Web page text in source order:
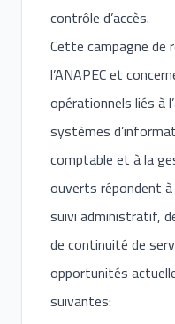
contrôle d’accès.
Cette campagne
l’ANAPEC et
opérationnels liés à
systèmes
comptable et à la
ouverts répondent
suivi administratif,
de continuité de
opportunités
suivantes: